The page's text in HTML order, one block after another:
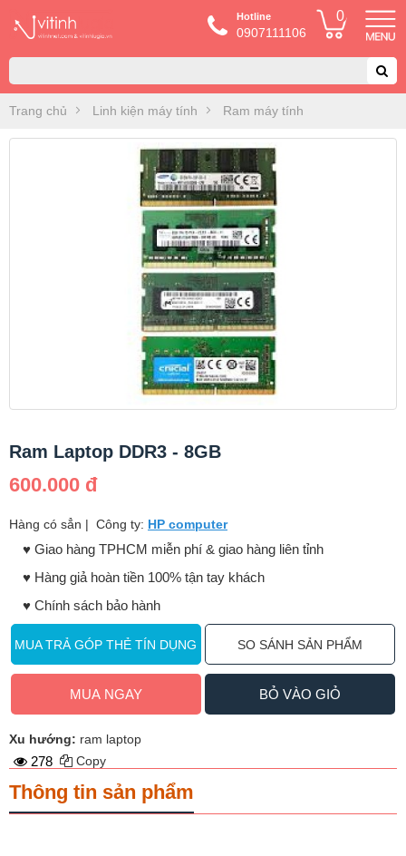
Hotline
0907111106
0
Trang chủ Linh kiện máy tính Ram máy tính
Ram Laptop DDR3 - 8GB
600.000 đ
Hàng có sẳn | Công ty: HP computer
♥️ Giao hàng TPHCM miễn phí & giao hàng liên tỉnh
♥️ Hàng giả hoàn tiền 100% tận tay khách
♥️ Chính sách bảo hành
MUA TRẢ GÓP THẺ TÍN DỤNG SO SÁNH SẢN PHẨM
MUA NGAY BỎ VÀO GIỎ
Xu hướng: ram laptop
278 Copy
Thông tin sản phẩm